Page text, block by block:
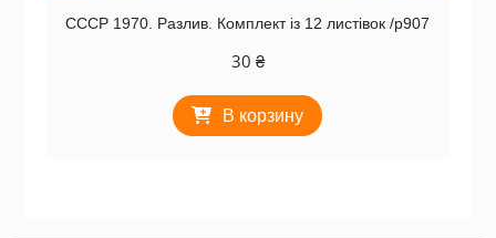
СССР 1970. Разлив. Комплект із 12 листівок /р907
30 ₴
В корзину